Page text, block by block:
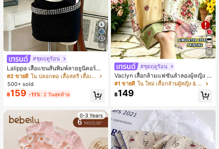
7
#ชุดฤดูร้อน
Lalippa เสื้อแขนสั้นพิมพ์ลายยูนิคอร์นล
ายทางสีตัดกันสำหรับผู้หญิง สไตล์วิทย
าลัย
#2 ขายดี
ใน ปลอกคอ เสื้อสตรี เสื้อเบลาส์ & Tee
500+ sold
฿159 -11% 2 วันสุดท้าย
0-3 Years
16
#ชุดฤดูร้อน
Vaclyn เสื้อกล้ามแฟชั่นลำลองผู้หญิง ล
ายแพตช์เวิร์ก แขนกุด คอกลม ติดกระดุ
ม
#1 ขายดี ใน ใหม่ เสื้อกล้ามผู้หญิง & Camis
฿149